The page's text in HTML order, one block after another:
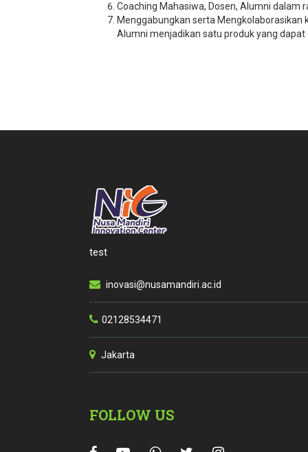
Coaching Mahasiwa, Dosen, Alumni dalam
Menggabungkan serta Mengkolaborasikan
Alumni menjadikan satu produk yang
test
inovasi@nusamandiri.ac.id
02128534471
Jakarta
FOLLOW US